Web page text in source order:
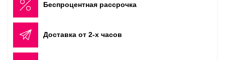
Беспроцентная рассрочка
Доставка от 2-х часов